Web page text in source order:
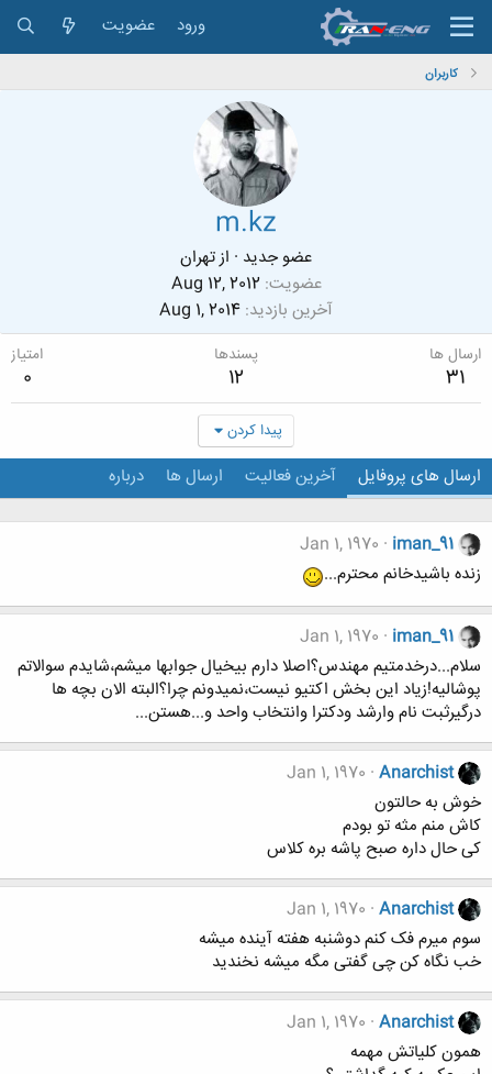
ورود عضویت
کاربران
m.kz
عضو جدید · ازتهران
عضویت Aug 12, 2012
آخرین بازدید Aug 1, 2014
ارسال ها
31
پسندها
12
امتیاز
0
پیدا کردن
ارسال های پروفایل آخرین فعالیت ارسال ها درباره
iman_91
Jan 1, 1970
زنده باشیدخانم محترم...
iman_91
Jan 1, 1970
سلام...درخدمتیم مهندس؟اصلا دارم بیخیال جوابها میشم،شایدم سوالاتم
پوشالیه!زیاد این بخش اکتیو نیست،نمیدونم چرا؟البته الان بچه ها
درگیرثبت نام وارشد ودکترا وانتخاب واحد و...هستن...
Anarchist
Jan 1, 1970
خوش به حالتون
کاش منم مثه تو بودم
کی حال داره صبح پاشه بره کلاس
Anarchist
Jan 1, 1970
سوم میرم فک کنم دوشنبه هفته آینده میشه
خب نگاه کن چی گفتی مگه میشه نخندید
Anarchist
Jan 1, 1970
همون کلیاتش مهمه